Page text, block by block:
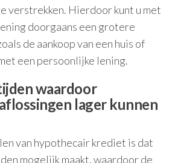
verstrekken. Hierdoor kunt u met
doorgaans een grotere
de aankoop van een huis of
een persoonlijke lening.
waardoor
lager kunnen
van hypothecair krediet is dat
mogelijk maakt, waardoor de